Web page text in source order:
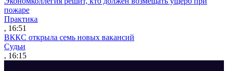
пожаре
Практика
, 16:51
ВККС открыла семь новых вакансий
Судьи
, 16:15